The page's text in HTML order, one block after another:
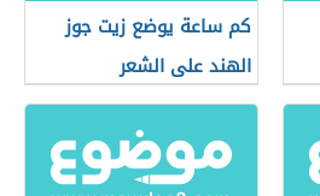
كم ساعة يوضع زيت جوز
الهند على الشعر